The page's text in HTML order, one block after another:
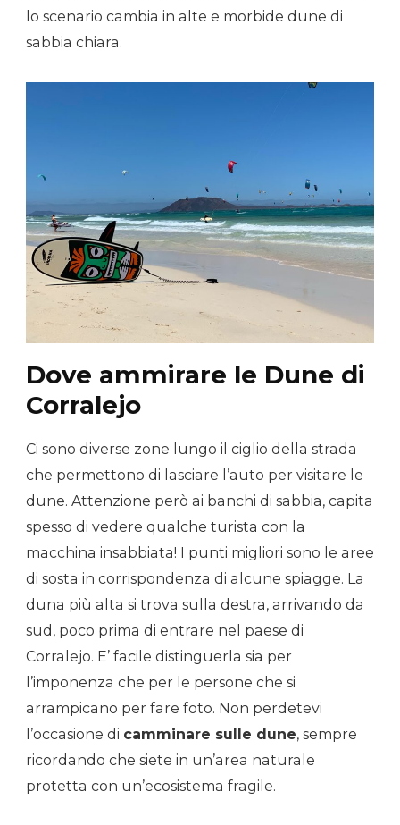
lo scenario cambia in alte e morbide dune di
sabbia chiara.
Dove ammirare le Dune di
Corralejo
Ci sono diverse zone lungo il ciglio della strada
che permettono di lasciare l’auto per visitare le
dune. Attenzione però ai banchi di sabbia, capita
spesso di vedere qualche turista con la
macchina insabbiata! I punti migliori sono le aree
di sosta in corrispondenza di alcune spiagge. La
duna più alta si trova sulla destra, arrivando da
sud, poco prima di entrare nel paese di
Corralejo. E’ facile distinguerla sia per
l’imponenza che per le persone che si
arrampicano per fare foto. Non perdetevi
l’occasione di camminare sulle dune, sempre
ricordando che siete in un’area naturale
protetta con un’ecosistema fragile.